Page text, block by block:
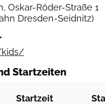
Oskar-Röder-Straße 1
Dresden-Seidnitz)
kids/
Startzeiten
Startzeit